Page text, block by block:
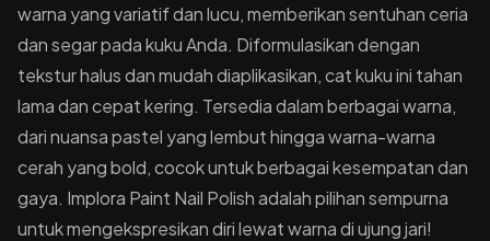
warna yang variatif dan lucu, memberikan sentuhan ceria
dan segar pada kuku Anda. Diformulasikan dengan
tekstur halus dan mudah diaplikasikan, cat kuku ini tahan
lama dan cepat kering. Tersedia dalam berbagai warna,
dari nuansa pastel yang lembut hingga warna-warna
cerah yang bold, cocok untuk berbagai kesempatan dan
gaya. Implora Paint Nail Polish adalah pilihan sempurna
untuk mengekspresikan diri lewat warna di ujung jari!